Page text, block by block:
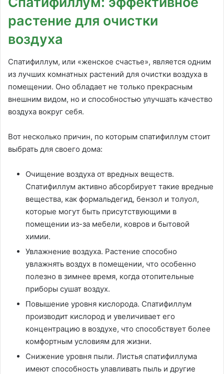
растение для очистки
воздуха
Спатифиллум, или «женское счастье», является одним
из лучших комнатных растений для очистки воздуха в
помещении. Оно обладает не только прекрасным
внешним видом, но и способностью улучшать качество
воздуха вокруг себя.
Вот несколько причин, по которым спатифиллум стоит
выбрать для своего дома:
Очищение воздуха от вредных веществ.
Спатифиллум активно абсорбирует такие вредные
вещества, как формальдегид, бензол и толуол,
которые могут быть присутствующими в
помещении из-за мебели, ковров и бытовой
химии.
Увлажнение воздуха. Растение способно
увлажнять воздух в помещении, что особенно
полезно в зимнее время, когда отопительные
приборы сушат воздух.
Повышение уровня кислорода. Спатифиллум
производит кислород и увеличивает его
концентрацию в воздухе, что способствует более
комфортным условиям для жизни.
Снижение уровня пыли. Листья спатифиллума
имеют способность улавливать пыль и другие